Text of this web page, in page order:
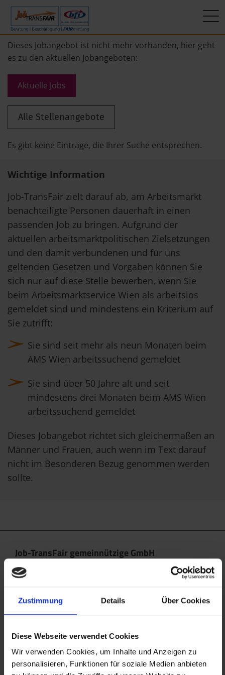
Zustimmung Details Über Cookies
Diese Webseite verwendet Cookies
Wir verwenden Cookies, um Inhalte und Anzeigen zu
personalisieren, Funktionen für soziale Medien anbieten
Dieses Jobangebot ist nicht mehr vorhanden, hier geht
es zu den aktuellen Jobangeboten:
Aktuelle Jobs
Alle Stellenangebote
Es gibt keine Einträge, die Ihrer Suche entsprechen.
Wichtige Information
Job-TransFair zielt darauf ab, am Arbeitsmarkt
benachteiligte Personen dauerhaft in einen
passenden Job zu bringen. Aufgrund der
aktuellen arbeitsmarktpolitischen Zielsetzungen
und den damit verbundenen und für uns
geltenden Gesetzen und Vorgaben können Sie
sich nur auf diese Stelle bewerben, wenn Sie
beim Arbeitsmarktservice Wien als arbeitslos
gemeldet sind und mindestens ein Kriterium auf
Sie zutrifft:
Sie sind seit mehr als neun Monaten beim
AMS Wien arbeitssuchend gemeldet
Sie sind über 50 Jahre alt und seit
mindestens drei Monaten beim AMS Wien
arbeitssuchend gemeldet
Dieses Jobangebot richtet sich gleichermaßen an
Männer und Frauen, auch wenn im Text darauf
nicht im Besonderen Bezug genommen werden
sollte.
Job-TransFair gemeinnützige GmbH
Linke Wienzeile 10/21 (Zentrale)
1060 Wien
office@jobtransfair.at
+43 1 585 39 91
Die Inhalte unserer Webseite können Spuren von KI
enthalten. Nähere Details entnehmen Sie bitte
unseremKI Manifest
Mein Weg zum Job
Beschäftigung
FAIRmittlung
ÜBER UNS
KI-Manifest
Ergebnisse
Geschichte
News
Newsletter
Standorte
Interner Bereich
JobImpuls
Zeiterfassung